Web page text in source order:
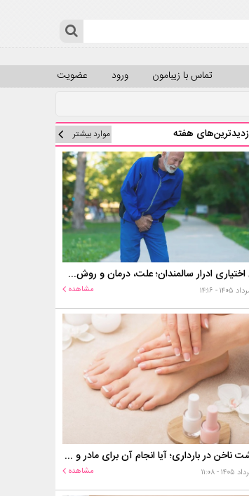
عضویت ورود تماس با زیبامون
هفته موارد بیشتر
بی اختیاری ادرار سالمندان؛ علت، درمان و روش‌های کنترل در منزل
مشاهده
کاشت ناخن در بارداری؛ آیا انجام آن برای مادر و جنین خطر دارد؟
مشاهده